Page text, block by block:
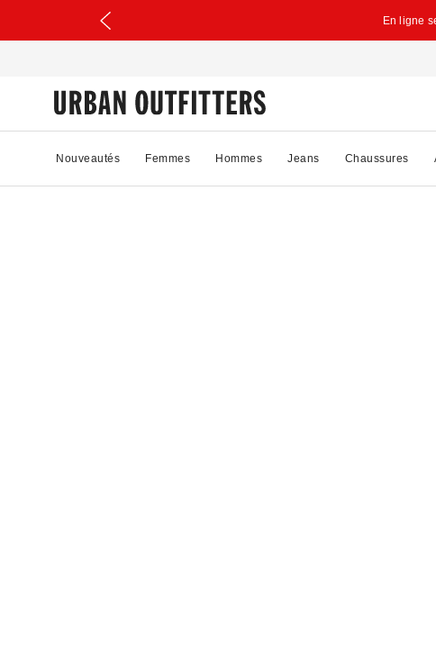
En ligne
Nouveautés Femmes Hommes Jeans Chaussures